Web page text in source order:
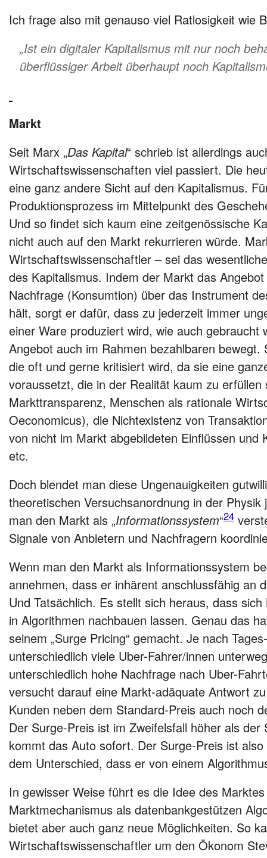
Ich frage also mit genauso viel Ratlosigkeit wie
„Ist ein digitaler Kapitalismus mit nur noch
überflüssiger Arbeit überhaupt noch
Markt
Seit Marx „Das Kapital“ schrieb ist allerdings
Wirtschaftswissenschaften viel passiert. Die
eine ganz andere Sicht auf den Kapitalismus.
Produktionsprozess im Mittelpunkt des
Und so findet sich kaum eine zeitgenössische
nicht auch auf den Markt rekurrieren würde.
Wirtschaftswissenschaftler – sei das
des Kapitalismus. Indem der Markt das
Nachfrage (Konsumtion) über das Instrument
hält, sorgt er dafür, dass zu jederzeit immer
einer Ware produziert wird, wie auch gebraucht
Angebot auch im Rahmen bezahlbaren bewegt.
die oft und gerne kritisiert wird, da sie eine
voraussetzt, die in der Realität kaum zu erfüllen
Markttransparenz, Menschen als rationale
Oeconomicus), die Nichtexistenz von
von nicht im Markt abgebildeten Einflüssen und
etc.
Doch blendet man diese Ungenauigkeiten
theoretischen Versuchsanordnung in der
man den Markt als „Informationssystem“24
Signale von Anbietern und Nachfragern
Wenn man den Markt als Informationssystem
annehmen, dass er inhärent anschlussfähig an
Und Tatsächlich. Es stellt sich heraus, dass
in Algorithmen nachbauen lassen. Genau das
seinem „Surge Pricing“ gemacht. Je nach
unterschiedlich viele Uber-Fahrer/innen
unterschiedlich hohe Nachfrage nach Uber-
versucht darauf eine Markt-adäquate Antwort
Kunden neben dem Standard-Preis auch noch
Der Surge-Preis ist im Zweifelsfall höher als
kommt das Auto sofort. Der Surge-Preis ist
dem Unterschied, dass er von einem
In gewisser Weise führt es die Idee des
Marktmechanismus als datenbankgestützen
bietet aber auch ganz neue Möglichkeiten. So
Wirtschaftswissenschaftler um den Ökonom